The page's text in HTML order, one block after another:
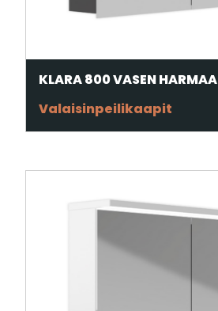
KLARA 800 VASEN HARMAA
Valaisinpeilikaapit